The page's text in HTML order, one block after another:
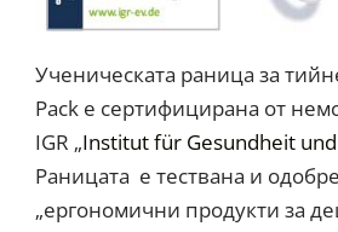
Ученическата раница за
Pack е сертифицирана от
IGR „Institut für Gesundheit
Раницата е тествана и
„ергономични продукти за